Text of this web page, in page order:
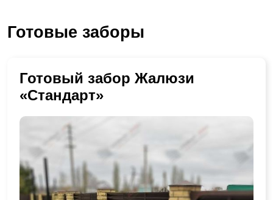
Готовые заборы
Готовый забор Жалюзи
«Стандарт»